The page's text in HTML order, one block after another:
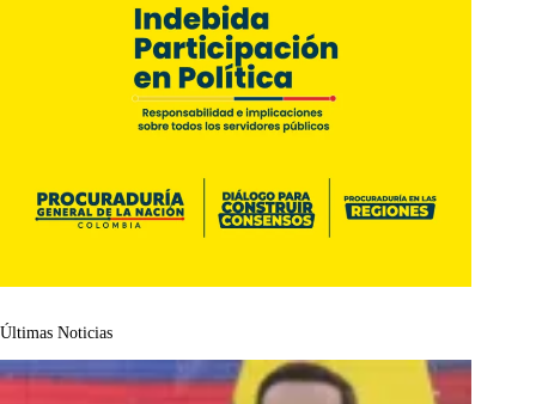
Últimas Noticias